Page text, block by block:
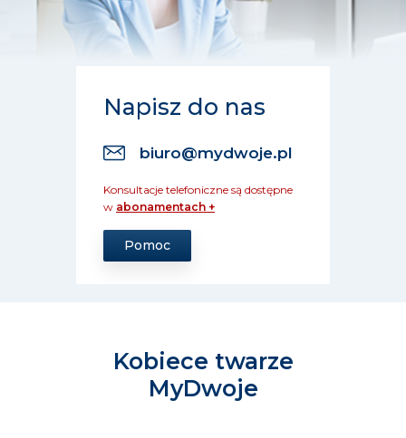
Napisz do nas
biuro@mydwoje.pl
Konsultacje telefoniczne są dostępne
w abonamentach +
Pomoc
Kobiece twarze
MyDwoje